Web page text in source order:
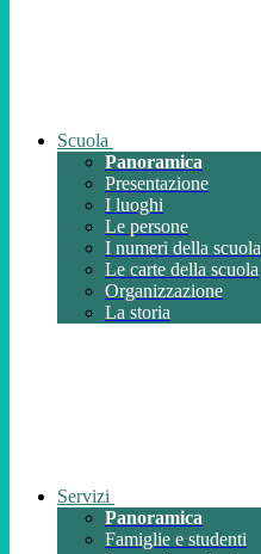
Scuola
Panoramica
Presentazione
I luoghi
Le persone
I numeri della scuola
Le carte della scuola
Organizzazione
La storia
Servizi
Panoramica
Famiglie e studenti